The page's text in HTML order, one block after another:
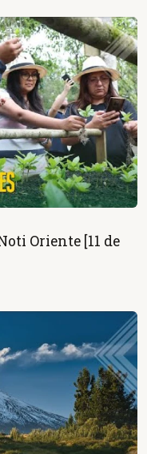
Oriente [11 de